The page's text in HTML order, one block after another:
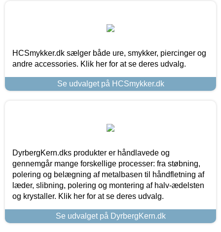
HCSmykker.dk sælger både ure, smykker, piercinger og
andre accessories. Klik her for at se deres udvalg.
Se udvalget på HCSmykker.dk
DyrbergKern.dks produkter er håndlavede og
gennemgår mange forskellige processer: fra støbning,
polering og belægning af metalbasen til håndfletning af
læder, slibning, polering og montering af halv-ædelsten
og krystaller. Klik her for at se deres udvalg.
Se udvalget på DyrbergKern.dk